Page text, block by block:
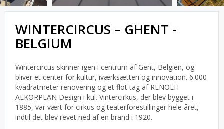
WINTERCIRCUS – GHENT -
BELGIUM
Wintercircus skinner igen i centrum af Gent, Belgien, og
bliver et center for kultur, iværksætteri og innovation. 6.000
kvadratmeter renovering og et flot tag af RENOLIT
ALKORPLAN Design i kul. Vintercirkus, der blev bygget i
1885, var vært for cirkus og teaterforestillinger hele året,
indtil det blev revet ned af en brand i 1920.